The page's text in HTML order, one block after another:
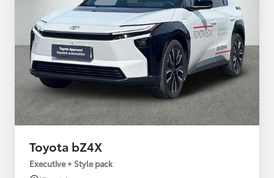
Toyota bZ4X
Executive + Style pack